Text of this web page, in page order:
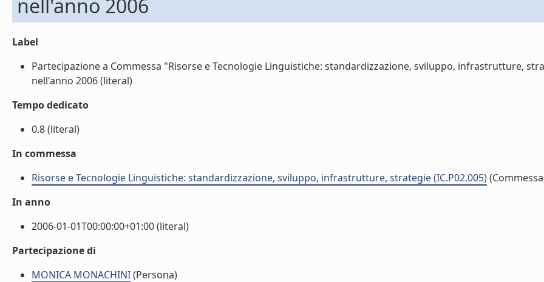
nell'anno 2006
Label
Partecipazione a Commessa "Risorse e Tecnologie Linguistiche: standardizzazione, sviluppo, infrastrutture,
nell'anno 2006 (literal)
Tempo dedicato
0.8 (literal)
In commessa
Risorse e Tecnologie Linguistiche: standardizzazione, sviluppo, infrastrutture, strategie (IC.P02.005)
In anno
2006-01-01T00:00:00+01:00 (literal)
Partecipazione di
MONICA MONACHINI(Persona)